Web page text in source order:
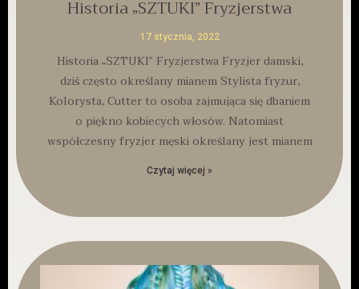
Historia „SZTUKI” Fryzjerstwa
17 stycznia, 2022
Historia „SZTUKI” Fryzjerstwa Fryzjer damski,
dziś często określany mianem Stylista fryzur,
Kolorysta, Cutter to osoba zajmująca się dbaniem
o piękno kobiecych włosów. Natomiast
współczesny fryzjer męski określany jest mianem
Czytaj więcej »